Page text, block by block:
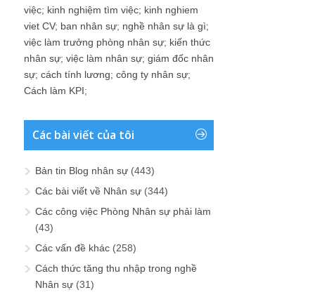
việc; kinh nghiệm tìm việc; kinh nghiem
viet CV; ban nhân sự; nghề nhân sự là gì;
việc làm trưởng phòng nhân sự; kiến thức
nhân sự; việc làm nhân sự; giám đốc nhân
sự; cách tính lương; công ty nhân sự;
Cách làm KPI;
Các bài viết của tôi
Bản tin Blog nhân sự (443)
Các bài viết về Nhân sự (344)
Các công việc Phòng Nhân sự phải làm
(43)
Các vấn đề khác (258)
Cách thức tăng thu nhập trong nghề
Nhân sự (31)